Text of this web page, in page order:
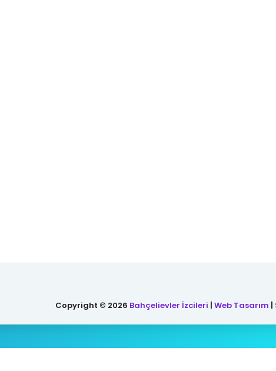
Copyright © 2026 Bahçelievler İzcileri |Web Tasarım |